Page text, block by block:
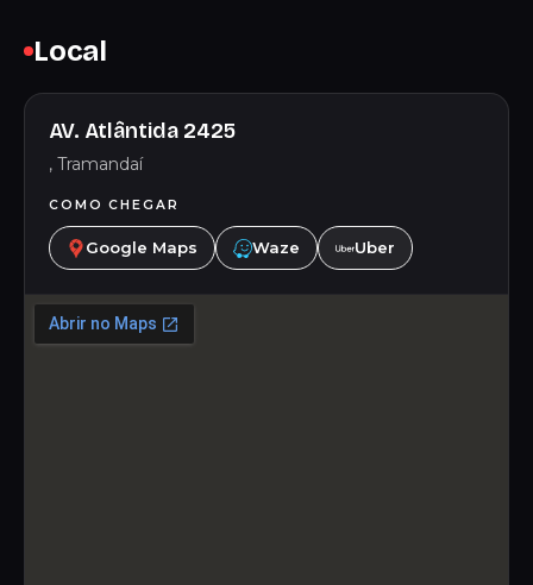
Local
AV. Atlântida 2425
, Tramandaí
COMO CHEGAR
Google Maps Waze Uber